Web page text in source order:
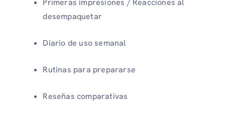
Primeras impresiones / Reacciones al
desempaquetar
Diario de uso semanal
Rutinas para prepararse
Reseñas comparativas